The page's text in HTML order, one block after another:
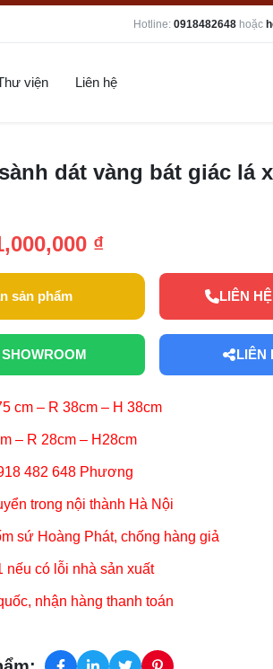
Hotline: 0918482648 hoặc
viện Liên hệ
dát vàng bát giác lá
₫
sản phẩm LIÊN
LIÊN
cm – R 38cm – H 38cm
– R 28cm – H28cm
482 648 Phương
trong nội thành Hà Nội
sứ Hoàng Phát, chống hàng giả
nếu có lỗi nhà sản xuất
nhận hàng thanh toán